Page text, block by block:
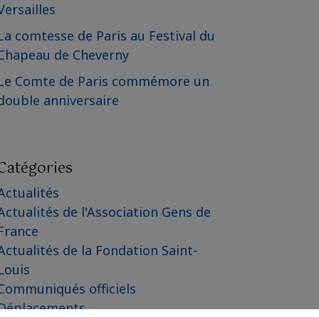
comtesse de Paris au Festival du
de Cheverny
Comte de Paris commémore un
anniversaire
de l'Association Gens de
de la Fondation Saint-
officiels